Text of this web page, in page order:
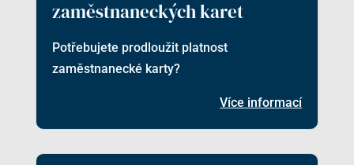
zaměstnaneckých karet
Potřebujete prodloužit platnost
zaměstnanecké karty?
Více informací